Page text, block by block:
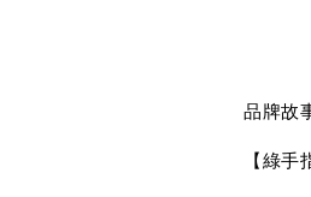
品牌故
【綠